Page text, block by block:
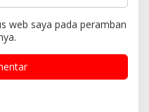
web saya pada peramban